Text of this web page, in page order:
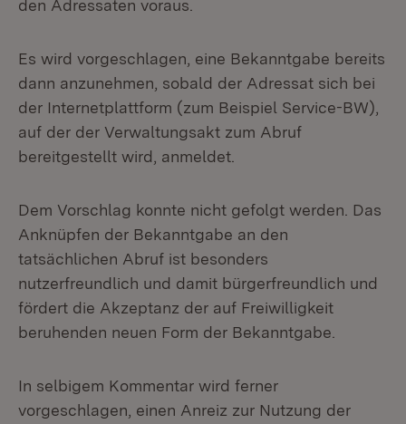
den Adressaten voraus.
Es wird vorgeschlagen, eine Bekanntgabe bereits
dann anzunehmen, sobald der Adressat sich bei
der Internetplattform (zum Beispiel Service-BW),
auf der der Verwaltungsakt zum Abruf
bereitgestellt wird, anmeldet.
Dem Vorschlag konnte nicht gefolgt werden. Das
Anknüpfen der Bekanntgabe an den
tatsächlichen Abruf ist besonders
nutzerfreundlich und damit bürgerfreundlich und
fördert die Akzeptanz der auf Freiwilligkeit
beruhenden neuen Form der Bekanntgabe.
In selbigem Kommentar wird ferner
vorgeschlagen, einen Anreiz zur Nutzung der